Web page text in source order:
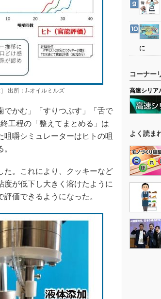
新型コロナへの対応
出所：J-オイルミルズ
かむ」「すりつぶす」「舌で
工程の「整えてまとめる」は
嚼シミュレーターはヒトの咀
。これにより、クッキーなど
度が低下し大きく溶けたように
価できるようになった。
に
コーナー
高速シリア
よく読ま